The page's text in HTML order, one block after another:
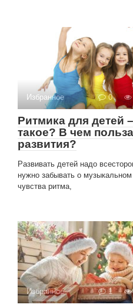
Избранное 0
Ритмика для детей
такое? В чем
развития?
Развивать детей надо
нужно забывать о музыкальном
чувства ритма,
Избранное 1